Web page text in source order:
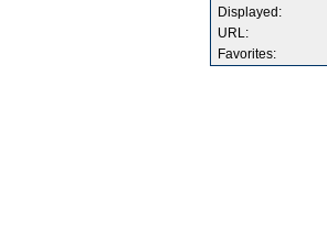
Displayed:
URL:
Favorites: